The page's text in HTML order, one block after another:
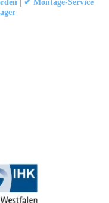
| ✔ Montage-Service